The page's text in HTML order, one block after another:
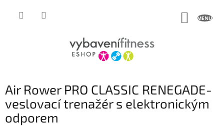
Air Rower PRO CLASSIC RENEGADE-
veslovací trenažér s elektronickým
odporem